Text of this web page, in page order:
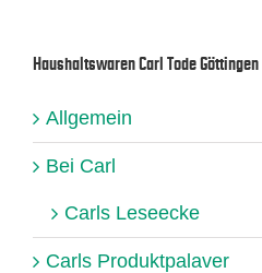
Haushaltswaren Carl Tode Göttingen
Allgemein
Bei Carl
Carls Leseecke
Carls Produktpalaver